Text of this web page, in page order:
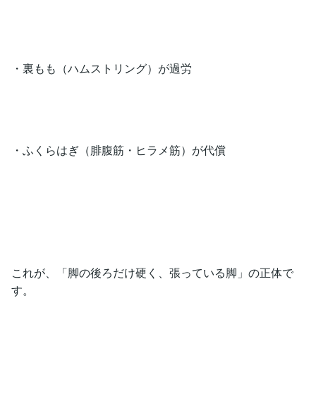
・裏もも（ハムストリング）が過労
・ふくらはぎ（腓腹筋・ヒラメ筋）が代償
これが、「脚の後ろだけ硬く、張っている脚」の正体で
す。